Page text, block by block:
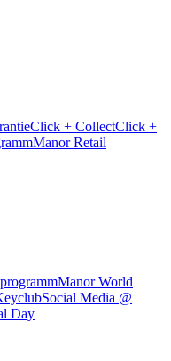
Click + CollectClick +
Manor Retail
Manor World
Social Media @
Day